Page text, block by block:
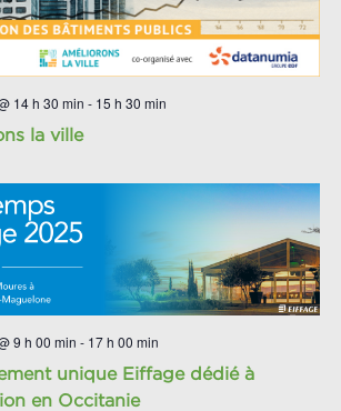
14 h 30 min - 15 h 30 min
la ville
9 h 00 min - 17 h 00 min
unique Eiffage dédié à
en Occitanie